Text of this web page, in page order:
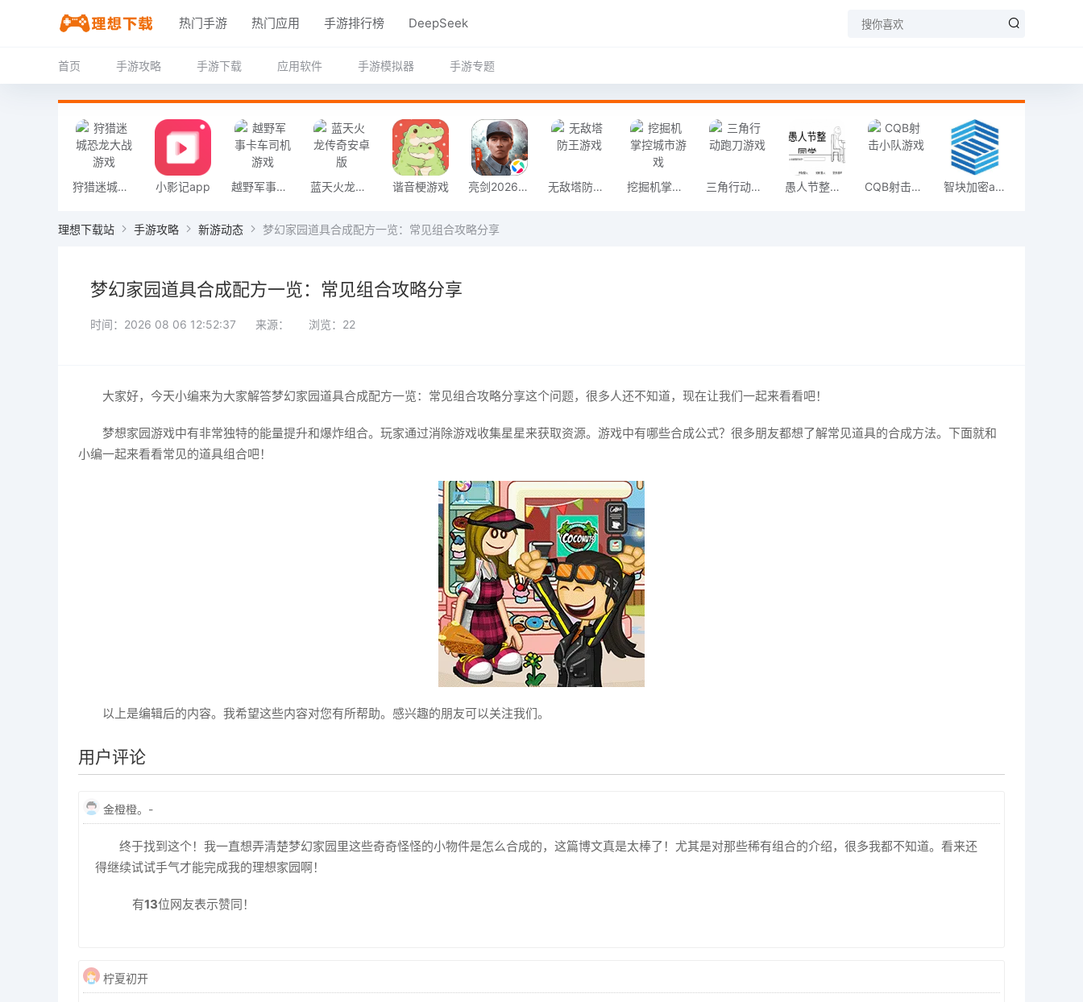
热门手游 热门应用 手游排行榜 DeepSeek
首页 手游攻略 手游下载 应用软件 手游模拟器 手游专题
狩猎迷城恐龙大战游戏 小影记app 越野军事卡车司机游戏 蓝天火龙传奇安卓版 谐音梗游戏 亮剑2026官方版 无敌塔防王游戏 挖掘机掌控城市游戏 三角行动跑刀游戏 愚人节整同学 CQB射击小队游戏 智块加密app
理想下载站 手游攻略 新游动态 梦幻家园道具合成配方一览：常见组合攻略分享
梦幻家园道具合成配方一览：常见组合攻略分享
时间：2026 08 06 12:52:37 来源： 浏览：22
大家好，今天小编来为大家解答梦幻家园道具合成配方一览：常见组合攻略分享这个问题，很多人还不知道，现在让我们一起来看看吧！
梦想家园游戏中有非常独特的能量提升和爆炸组合。玩家通过消除游戏收集星星来获取资源。游戏中有哪些合成公式？很多朋友都想了解常见道具的合成方法。下面就和
小编一起来看看常见的道具组合吧！
以上是编辑后的内容。我希望这些内容对您有所帮助。感兴趣的朋友可以关注我们。
用户评论
金橙橙。-
终于找到这个！我一直想弄清楚梦幻家园里这些奇奇怪怪的小物件是怎么合成的，这篇博文真是太棒了！尤其是对那些稀有组合的介绍，很多我都不知道。看来还
得继续试试手气才能完成我的理想家园啊！
有13位网友表示赞同！
柠夏初开